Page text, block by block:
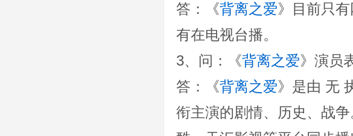
答：《背离之爱》目前只
有在电视台播。
3、问：《背离之爱》演员
答：《背离之爱》是由 无
衔主演的剧情、历史、战